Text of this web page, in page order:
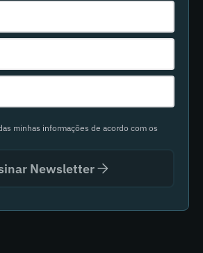
minhas informações de acordo com os
Newsletter